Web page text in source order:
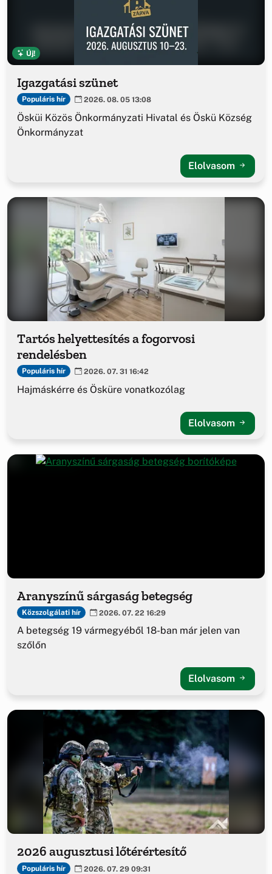
Új!
Igazgatási szünet
Populáris hír 2026. 08. 05 13:08
Ösküi Közös Önkormányzati Hivatal és Öskü Község
Önkormányzat
Elolvasom
Tartós helyettesítés a fogorvosi
rendelésben
Populáris hír 2026. 07. 31 16:42
Hajmáskérre és Ösküre vonatkozólag
Elolvasom
Aranyszínű sárgaság betegség
Közszolgálati hír 2026. 07. 22 16:29
A betegség 19 vármegyéből 18-ban már jelen van
szőlőn
Elolvasom
2026 augusztusi lőtérértesítő
Populáris hír 2026. 07. 29 09:31